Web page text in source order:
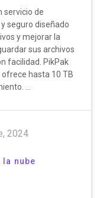
servicio de
seguro diseñado
y mejorar la
sus archivos
facilidad. PikPak
hasta 10 TB
…
2024
nube